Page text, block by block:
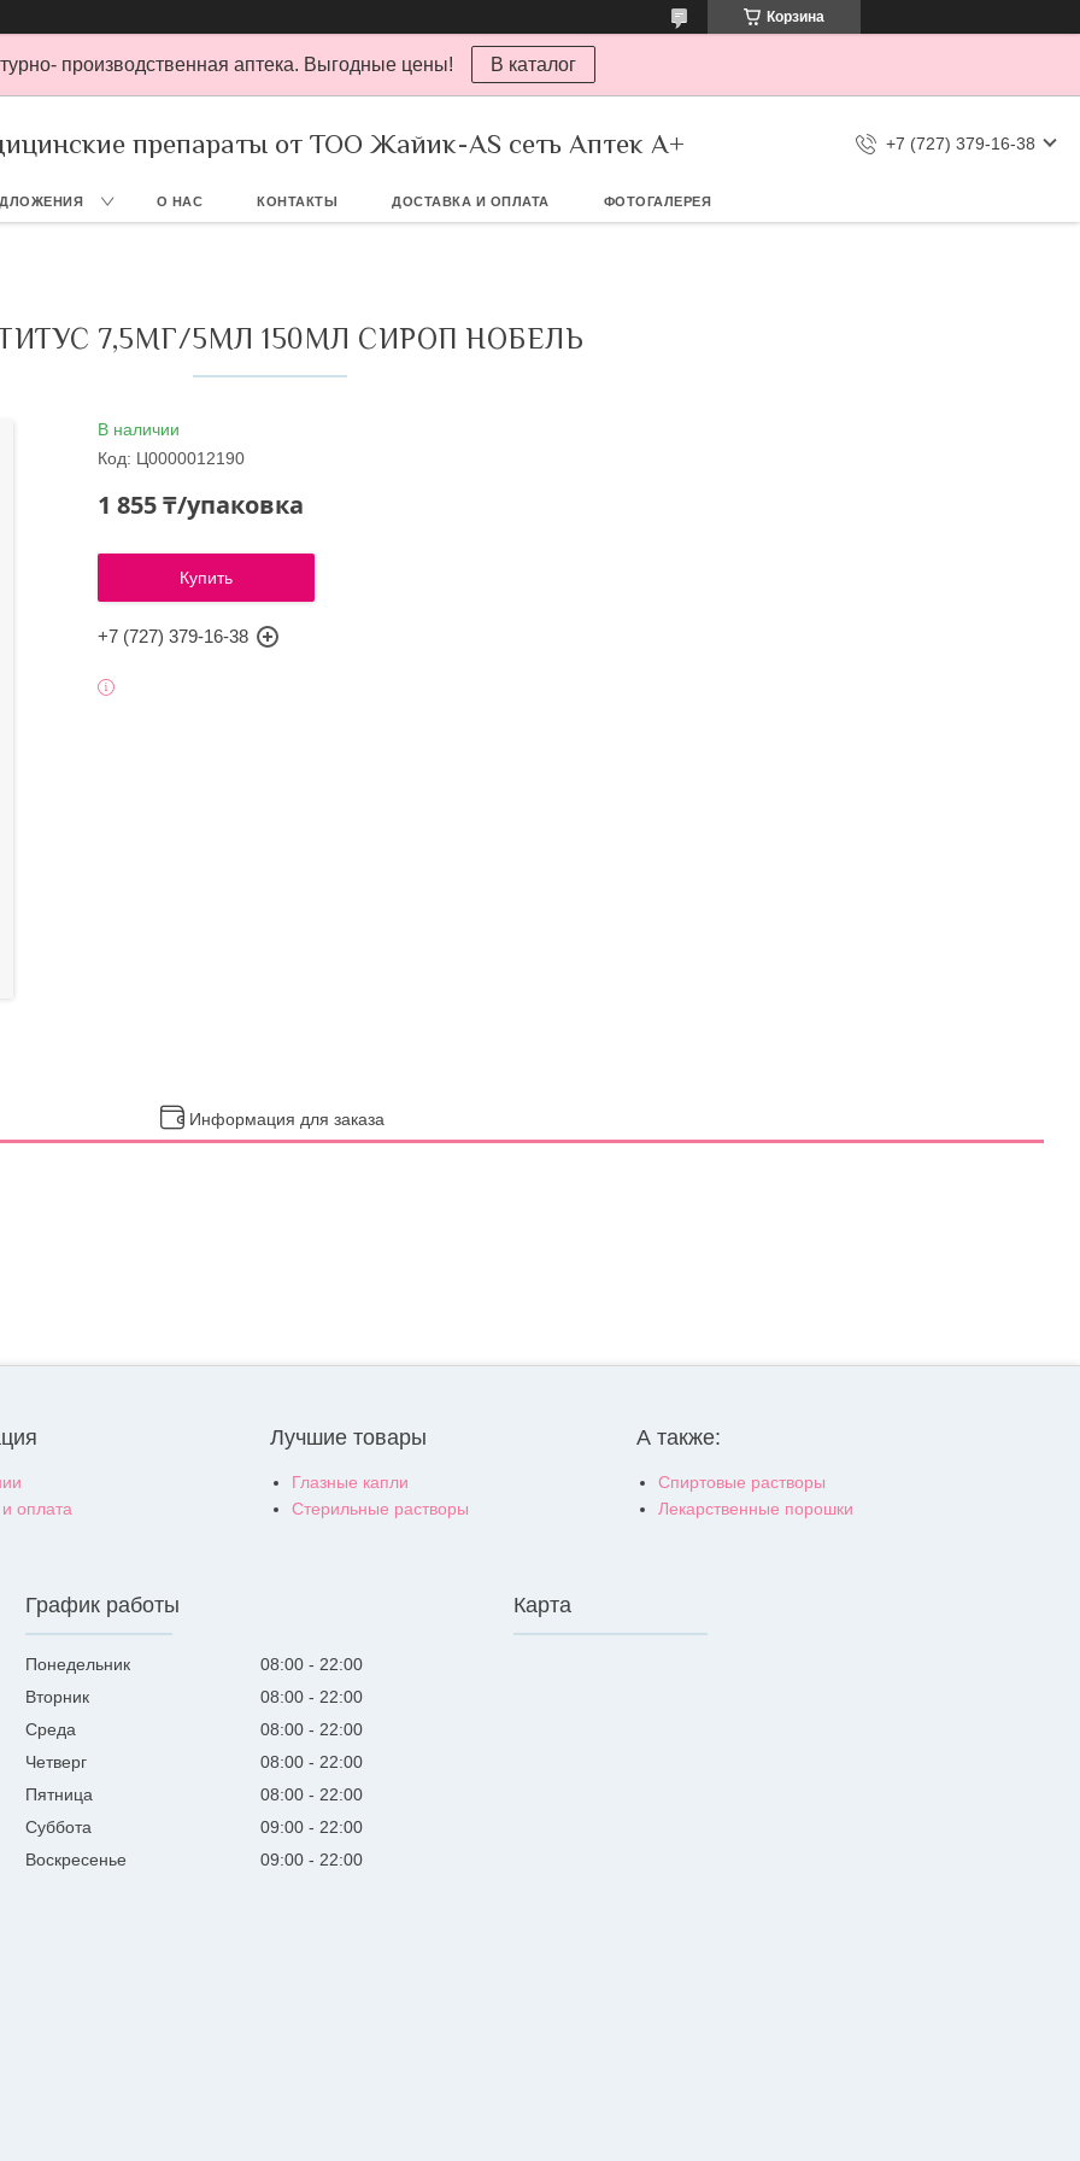
Корзина
производственная аптека. Выгодные цены! В каталог
препараты от ТОО Жайик-AS сеть Аптек А+ +7 (727) 379-16-38
О НАС КОНТАКТЫ ДОСТАВКА И ОПЛАТА ФОТОГАЛЕРЕЯ
7,5МГ/5МЛ 150МЛ СИРОП НОБЕЛЬ
В наличии
Код: Ц0000012190
1 855 ₸/упаковка
Купить
+7 (727) 379-16-38
Информация для заказа
оплата
Лучшие товары
Глазные капли
Стерильные растворы
А также:
Спиртовые растворы
Лекарственные порошки
График работы
Понедельник 08:00
22:00
Вторник
08:00
22:00
Среда
08:00
22:00
Четверг
08:00
22:00
Пятница
08:00
22:00
Суббота
09:00
22:00
Воскресенье
09:00 22:00
Карта